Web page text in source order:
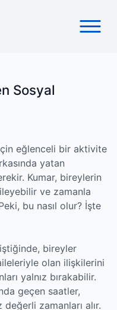
Sosyal
eğlenceli bir aktivite
yatan
Kumar, bireylerin
ve zamanla
bu nasıl olur? İşte
bireyler
olan ilişkilerini
yalnız bırakabilir.
geçen saatler,
zamanları alır.